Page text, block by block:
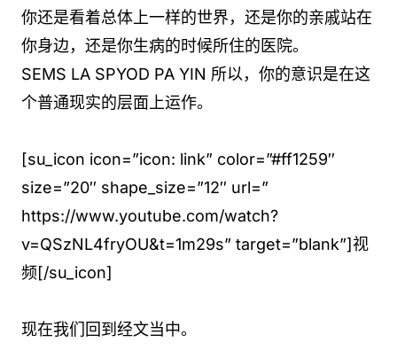
你还是看着总体上一样的世界，还是你的亲戚站在
你身边，还是你生病的时候所住的医院。
SEMS LA SPYOD PA YIN 所以，你的意识是在这
个普通现实的层面上运作。
[su_icon icon=”icon: link” color=”#ff1259″
size=”20″ shape_size=”12″ url=”
https://www.youtube.com/watch?
v=QSzNL4fryOU&t=1m29s” target=”blank”]视
频[/su_icon]
现在我们回到经文当中。